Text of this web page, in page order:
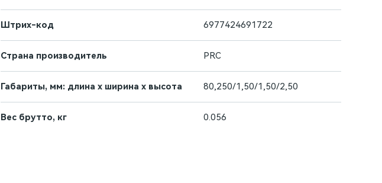
Штрих-код 6977424691722
Страна производитель PRC
Габариты, мм: длина х ширина х высота 80,250/1,50/1,50/2,50
Вес брутто, кг 0.056